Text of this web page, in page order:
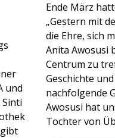
und
Ende März
„Gestern mit
die Ehre, sich
Anita Awosusi
Centrum zu
Geschichte
nachfolgende
Awosusi hat
Tochter von